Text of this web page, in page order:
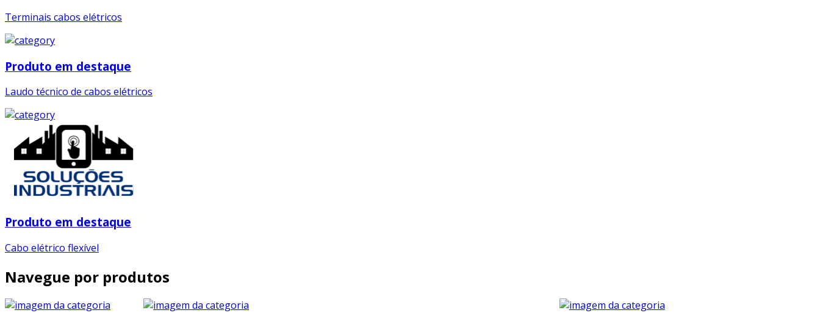
Terminais cabos elétricos
Produto em destaque
Laudo técnico de cabos elétricos
Produto em destaque
Cabo elétrico flexível
Navegue por produtos